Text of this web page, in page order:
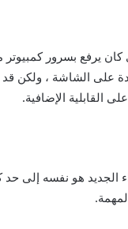
كان يرفع بسرور
على الشاشة ، ولكن
القابلية الإضافية.
الجديد هو نفسه إلى حد